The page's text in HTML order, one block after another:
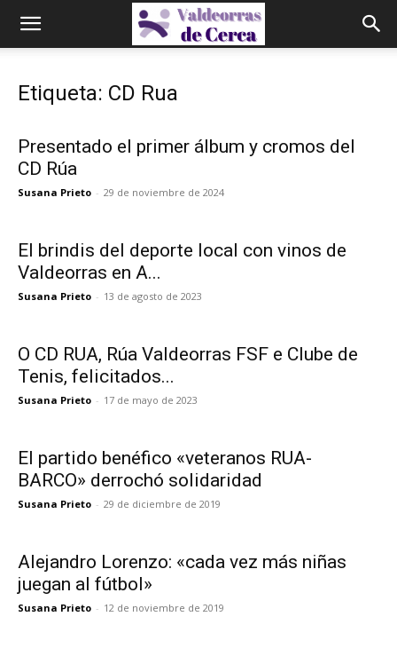
Etiqueta: CD Rua
Presentado el primer álbum y cromos del
CD Rúa
Susana Prieto - 29 de noviembre de 2024
El brindis del deporte local con vinos de
Valdeorras en A...
Susana Prieto - 13 de agosto de 2023
O CD RUA, Rúa Valdeorras FSF e Clube de
Tenis, felicitados...
Susana Prieto - 17 de mayo de 2023
El partido benéfico «veteranos RUA-
BARCO» derrochó solidaridad
Susana Prieto - 29 de diciembre de 2019
Alejandro Lorenzo: «cada vez más niñas
juegan al fútbol»
Susana Prieto - 12 de noviembre de 2019